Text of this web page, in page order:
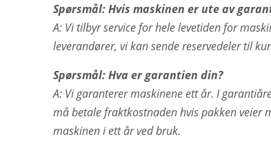
Spørsmål: Hvis maskinen er ute av
A: Vi tilbyr service for hele levetiden for
leverandører, vi kan sende reservedeler til
Spørsmål: Hva er garantien din?
A: Vi garanterer maskinene ett år. I
må betale fraktkostnaden hvis pakken veier
maskinen i ett år ved bruk.